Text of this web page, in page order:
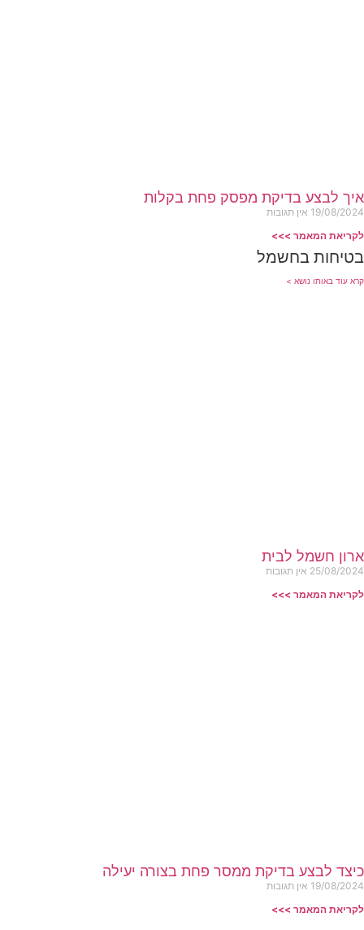
איך לבצע בדיקת מפסק פחת בקלות
19/08/2024 אין תגובות
לקריאת המאמר >>>
בטיחות בחשמל
קרא עוד באותו נושא >
ארון חשמל לבית
25/08/2024 אין תגובות
לקריאת המאמר >>>
כיצד לבצע בדיקת ממסר פחת בצורה יעילה
19/08/2024 אין תגובות
לקריאת המאמר >>>